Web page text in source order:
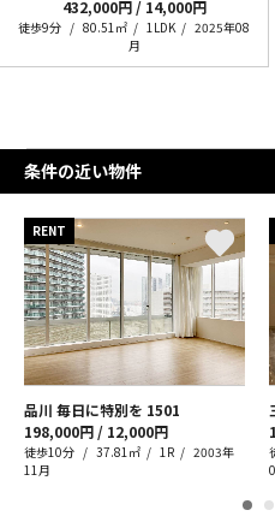
432,000円 / 14,000円
徒歩9分 80.51㎡ 1LDK
2025年08
月
条件の近い物件
RENT
品川 毎日に特別を 1501
198,000円 / 12,000円
徒歩10分 37.81㎡ 1R
2003年
11月